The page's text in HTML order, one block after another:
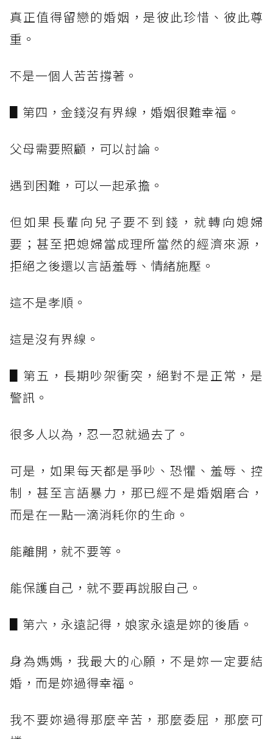
真正值得留戀的婚姻，是彼此珍惜、彼此尊
重。
不是一個人苦苦撐著。
▋第四，金錢沒有界線，婚姻很難幸福。
父母需要照顧，可以討論。
遇到困難，可以一起承擔。
但如果長輩向兒子要不到錢，就轉向媳婦
要；甚至把媳婦當成理所當然的經濟來源，
拒絕之後還以言語羞辱、情緒施壓。
這不是孝順。
這是沒有界線。
▋第五，長期吵架衝突，絕對不是正常，是
警訊。
很多人以為，忍一忍就過去了。
可是，如果每天都是爭吵、恐懼、羞辱、控
制，甚至言語暴力，那已經不是婚姻磨合，
而是在一點一滴消耗你的生命。
能離開，就不要等。
能保護自己，就不要再說服自己。
▋第六，永遠記得，娘家永遠是妳的後盾。
身為媽媽，我最大的心願，不是妳一定要結
婚，而是妳過得幸福。
我不要妳過得那麼辛苦，那麼委屈，那麼可